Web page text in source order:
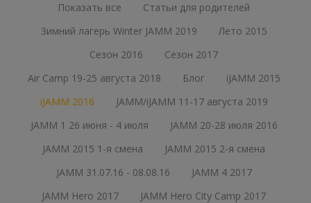
Показать все
Статьи для родителей
Зимний лагерь Winter JAMM 2019
Лето 2015
Сезон 2016
Сезон 2017
Air Camp 19-25 августа 2018
Блог
iJAMM 2015
iJAMM 2016
JAMM/iJAMM 11-17 августа 2019
JAMM 1 26 июня - 4 июля
JAMM 20-28 июля 2016
JAMM 2015 1-я смена
JAMM 2015 2-я смена
JAMM 31.07.16 - 08.08.16
JAMM 4 2017
JAMM Hero 2017
JAMM Hero City Camp 2017